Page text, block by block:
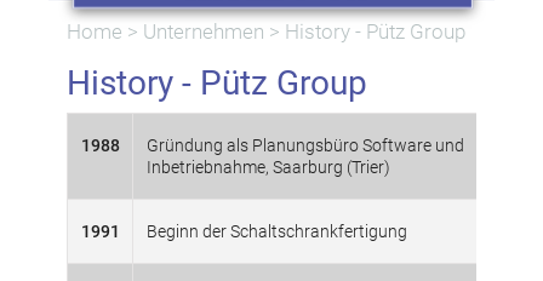
Home > Unternehmen > History - Pütz Group
History - Pütz Group
1988
Gründung als Planungsbüro Software und
Inbetriebnahme, Saarburg (Trier)
1991 Beginn der Schaltschrankfertigung